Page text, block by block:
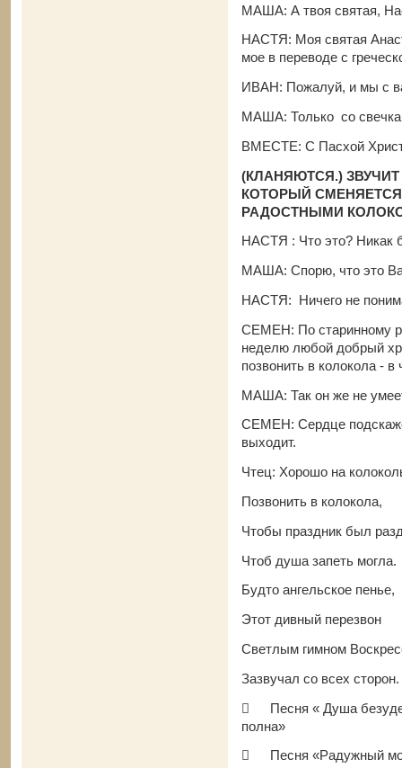
МАША: А твоя святая,
НАСТЯ: Моя святая
мое в переводе с
ИВАН: Пожалуй, и мы с
МАША: Только со
ВМЕСТЕ: С Пасхой
(КЛАНЯЮТСЯ.)
КОТОРЫЙ
РАДОСТНЫМИ
НАСТЯ : Что это? Никак
МАША: Спорю, что это
НАСТЯ: Ничего не
СЕМЕН: По старинному
неделю любой добрый
позвонить в колокола -
МАША: Так он же не
СЕМЕН: Сердце
выходит.
Чтец: Хорошо на
Позвонить в колокола,
Чтобы праздник был
Чтоб душа запеть могла.
Будто ангельское пенье,
Этот дивный перезвон
Светлым гимном
Зазвучал со всех сторон.

Песня « Душа
полна»

Песня «Радужный